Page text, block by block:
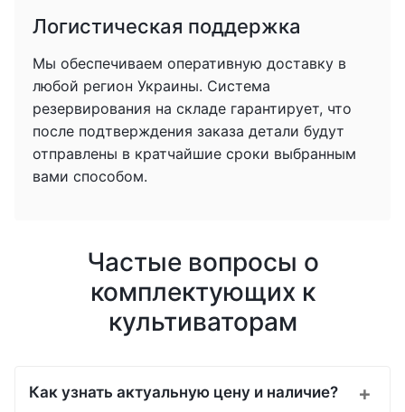
Логистическая поддержка
Мы обеспечиваем оперативную доставку в
любой регион Украины. Система
резервирования на складе гарантирует, что
после подтверждения заказа детали будут
отправлены в кратчайшие сроки выбранным
вами способом.
Частые вопросы о
комплектующих к
культиваторам
Как узнать актуальную цену и наличие?